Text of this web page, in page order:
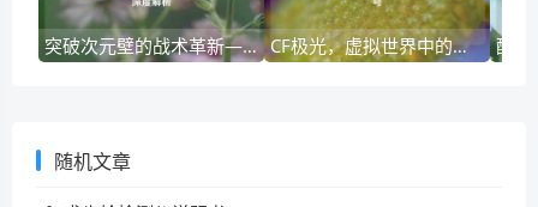
突破次元壁的战术革新—穿越火线新挑战模式深度解析 CF极光，虚拟世界中的赛博美学与玩家文化符号
随机文章